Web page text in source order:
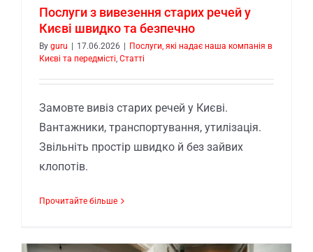
Послуги з вивезення старих речей у
Києві швидко та безпечно
By guru | 17.06.2026 | Послуги, які надає наша компанія в
Києві та передмісті Статті
Замовте вивіз старих речей у Києві.
Вантажники, транспортування, утилізація.
Звільніть простір швидко й без зайвих
клопотів.
Прочитайте більше